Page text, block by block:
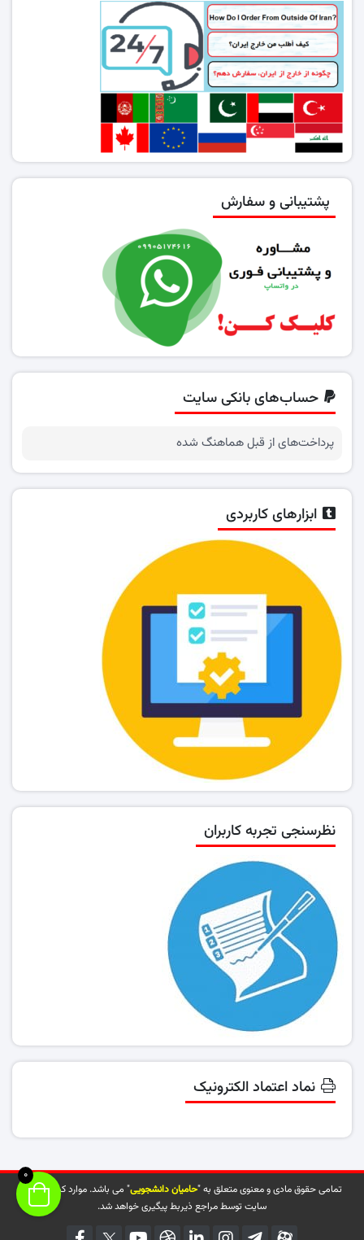
پشتیبانی و سفارش
حساب‌های بانکی سایت
پرداخت‌های از قبل هماهنگ شده
ابزارهای کاربردی
نظرسنجی تجربه کاربران
نماد اعتماد الکترونیک
تمامی حقوق مادی و معنوی متعلق به "حامیان دانشجویی" می باشد. موارد کپی شده از
سایت توسط مراجع ذیربط پیگیری خواهد شد.
0